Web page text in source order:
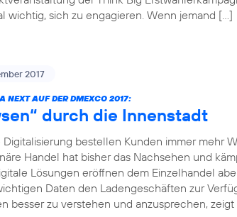
wichtig, sich zu engagieren. Wenn jemand […]
2017
NEXT AUF DER DMEXCO 2017:
durch die Innenstadt
Digitalisierung bestellen Kunden immer mehr
Handel hat bisher das Nachsehen und
Lösungen eröffnen dem Einzelhandel
Daten den Ladengeschäften zur
besser zu verstehen und anzusprechen,